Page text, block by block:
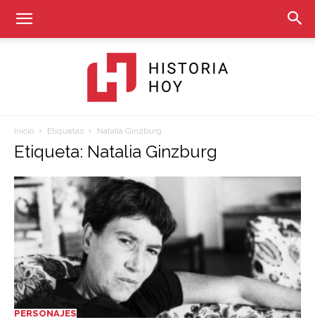
Historia
Hoy
Inicio Etiquetas Natalia Ginzburg
Etiqueta: Natalia Ginzburg
PERSONAJES